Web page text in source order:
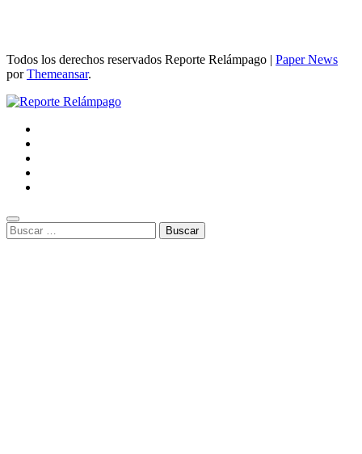
Todos los derechos reservados Reporte Relámpago | Paper News
porThemeansar.
Buscar: